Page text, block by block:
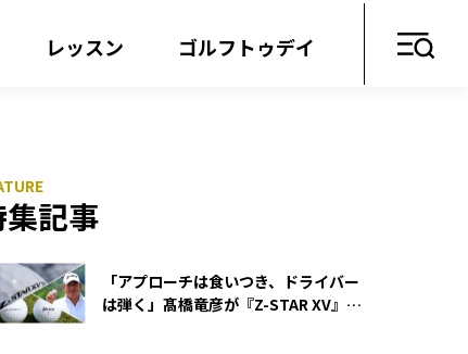
レッスン ゴルフトゥデイ
記事
「アプローチは食いつき、ドライバー
は弾く」髙橋竜彦が『Z-STAR XV』を